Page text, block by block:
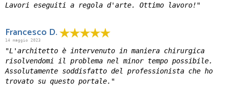
Lavori eseguiti a regola d'arte. Ottimo lavoro!"
Francesco D.
14 maggio 2023
"L'architetto è intervenuto in maniera chirurgica
risolvendomi il problema nel minor tempo possibile.
Assolutamente soddisfatto del professionista che ho
trovato su questo portale."